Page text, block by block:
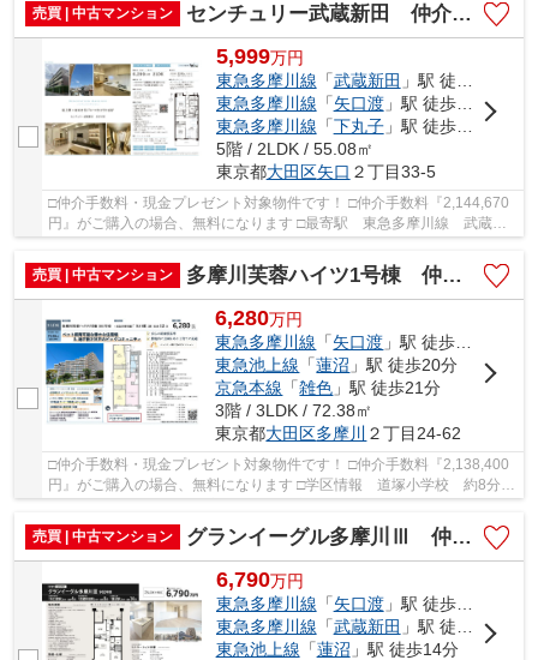
売買 | 中古マンション
センチュリー武蔵新田 仲介手数料無料＋40万円現金プレゼント中
5,999万円
東急多摩川線 「武蔵新田 」駅 徒歩10分
東急多摩川線 「矢口渡」駅 徒歩11分
東急多摩川線 「下丸子」駅 徒歩17分
5階 / 2LDK / 55.08㎡
東京都大田区矢口 ２丁目33-5
□仲介手数料・現金プレゼント対象物件です！ □仲介手数料『2,144,670
円』がご購入の場合、無料になります □最寄駅 東急多摩川線 武蔵新
田駅 徒歩約10分 □リノベーション物件 □最上...
売買 | 中古マンション
多摩川芙蓉ハイツ1号棟 仲介手数料無料＋40万円現金プレゼント中
6,280万円
東急多摩川線 「矢口渡 」駅 徒歩12分
東急池上線 「蓮沼 」駅 徒歩20分
京急本線 「雑色 」駅 徒歩21分
3階 / 3LDK / 72.38㎡
東京都大田区多摩川 ２丁目24-62
□仲介手数料・現金プレゼント対象物件です！ □仲介手数料『2,138,400
円』がご購入の場合、無料になります □学区情報 道塚小学校 約8分
御園中学校 約18分 □最寄駅 東急多摩川線 ...
売買 | 中古マンション
グランイーグル多摩川Ⅲ 仲介手数料無料＋40万円現金プレゼント中
6,790万円
東急多摩川線 「矢口渡」駅 徒歩4分
東急多摩川線 「武蔵新田 」駅 徒歩9分
東急池上線 「蓮沼 」駅 徒歩14分